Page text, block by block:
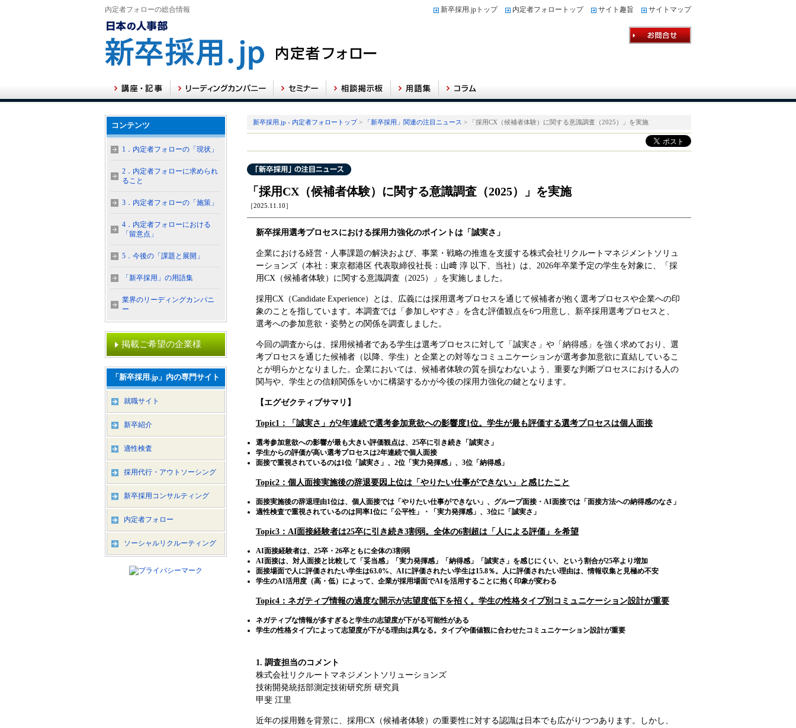
内定者フォローの総合情報 新卒採用.jpトップ 内定者フォロートップ サイト趣旨 サイトマップ
新卒採用.jp - 内定者フォロートップ> 「新卒採用」関連の注目ニュース > 「採用CX（候補者体験）に関する意識調査（2025）」を実施
「採用CX（候補者体験）に関する意識調査（2025）」を実施
［2025.11.10］
新卒採用選考プロセスにおける採用力強化のポイントは「誠実さ」
企業における経営・人事課題の解決および、事業・戦略の推進を支援する株式会社リクルートマネジメントソリュ
ーションズ（本社：東京都港区 代表取締役社長：山﨑 淳 以下、当社）は、2026年卒業予定の学生を対象に、「採
用CX（候補者体験）に関する意識調査（2025）」を実施しました。
採用CX（Candidate Experience）とは、広義には採用選考プロセスを通じて候補者が抱く選考プロセスや企業への印
象のことを指しています。本調査では「参加しやすさ」を含む評価観点を6つ用意し、新卒採用選考プロセスと、
選考への参加意欲・姿勢との関係を調査しました。
今回の調査からは、採用候補者である学生は選考プロセスに対して「誠実さ」や「納得感」を強く求めており、選
考プロセスを通じた候補者（以降、学生）と企業との対等なコミュニケーションが選考参加意欲に直結しているこ
とが明らかとなりました。企業においては、候補者体験の質を損なわないよう、重要な判断プロセスにおける人の
関与や、学生との信頼関係をいかに構築するかが今後の採用力強化の鍵となります。
【エグゼクティブサマリ】
Topic1：「誠実さ」が2年連続で選考参加意欲への影響度1位。学生が最も評価する選考プロセスは個人面接
選考参加意欲への影響が最も大きい評価観点は、25卒に引き続き「誠実さ」
学生からの評価が高い選考プロセスは2年連続で個人面接
面接で重視されているのは1位「誠実さ」、2位「実力発揮感」、3位「納得感」
Topic2：個人面接実施後の辞退要因上位は「やりたい仕事ができない」と感じたこと
面接実施後の辞退理由1位は、個人面接では「やりたい仕事ができない」、グループ面接・AI面接では「面接方法への納得感のなさ」
適性検査で重視されているのは同率1位に「公平性」・「実力発揮感」、3位に「誠実さ」
Topic3：AI面接経験者は25卒に引き続き3割弱。全体の6割超は「人による評価」を希望
AI面接経験者は、25卒・26卒ともに全体の3割弱
AI面接は、対人面接と比較して「妥当感」「実力発揮感」「納得感」「誠実さ」を感じにくい、という割合が25卒より増加
面接場面で人に評価されたい学生は63.0%、AIに評価されたい学生は15.8％。人に評価されたい理由は、情報収集と見極め不安
学生のAI活用度（高・低）によって、企業が採用場面でAIを活用することに抱く印象が変わる
Topic4：ネガティブ情報の過度な開示が志望度低下を招く。学生の性格タイプ別コミュニケーション設計が重要
ネガティブな情報が多すぎると学生の志望度が下がる可能性がある
学生の性格タイプによって志望度が下がる理由は異なる。タイプや価値観に合わせたコミュニケーション設計が重要
1. 調査担当のコメント
株式会社リクルートマネジメントソリューションズ
技術開発統括部測定技術研究所 研究員
甲斐 江里
近年の採用難を背景に、採用CX（候補者体験）の重要性に対する認識は日本でも広がりつつあります。しかし、
コンテンツ
1．内定者フォローの「現状」
2．内定者フォローに求められ
ること
3．内定者フォローの「施策」
4．内定者フォローにおける
「留意点」
5．今後の「課題と展開」
「新卒採用」の用語集
業界のリーディングカンパニ
ー
掲載ご希望の企業様
「新卒採用.jp」内の専門サイト
就職サイト
新卒紹介
適性検査
採用代行・アウトソーシング
新卒採用コンサルティング
内定者フォロー
ソーシャルリクルーティング